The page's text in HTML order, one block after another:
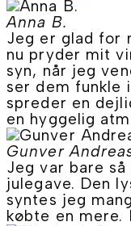
Anna B.
Jeg er glad for
nu pryder mit
syn, når jeg
ser dem funkle
spreder en
en hyggelig
Gunver
Jeg var bare
julegave. Den
syntes jeg
købte en